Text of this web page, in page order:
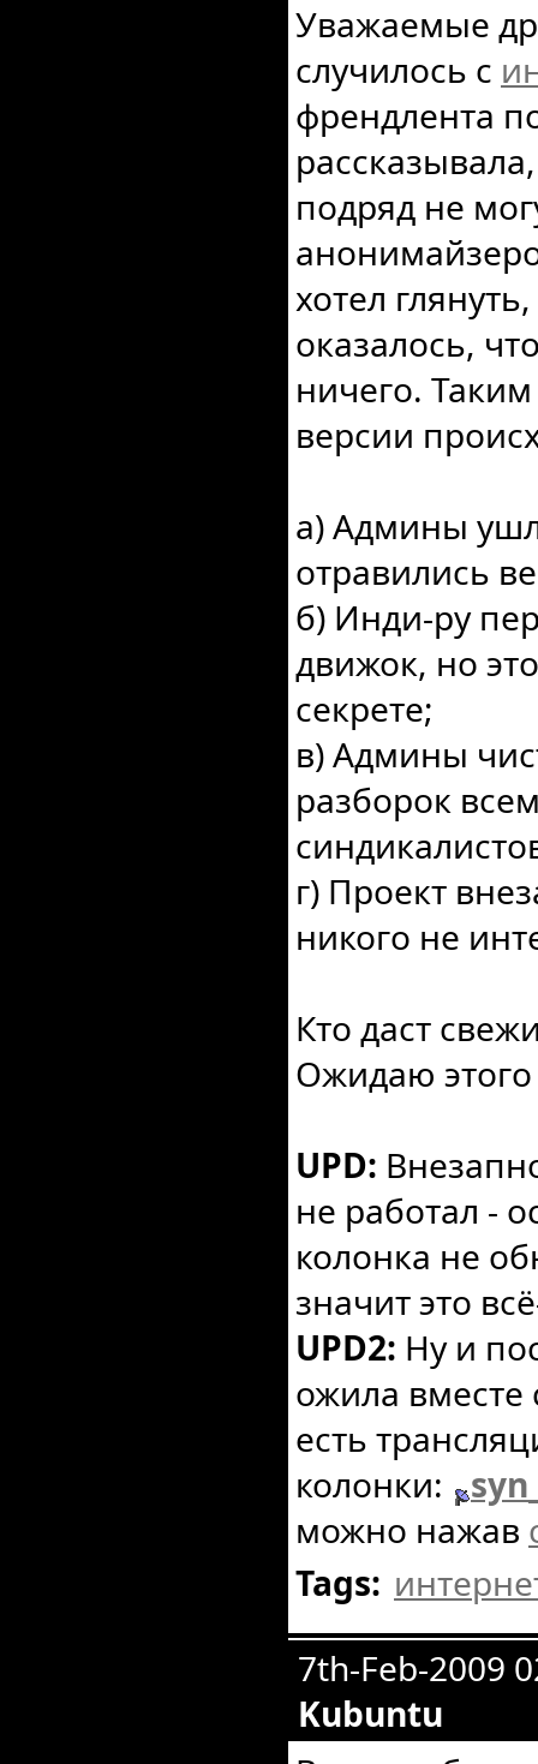
Уважаемые
случилось с
френдлента
подряд не
хотел
оказалось,
ничего.
версии
а) Админы
отравились
б) Инди-ру
движок, но
секрете;
в) Админы
разборок
г) Проект
никого не
Кто даст
Ожидаю
UPD:
не работал -
колонка не
значит это
UPD2: Ну и
ожила вместе
есть
колонки:
можно нажав
Tags:
7th-Feb-2009
Kubuntu